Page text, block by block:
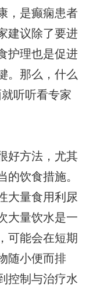
，是癫痫患者
建议除了要进
护理也是促进
。那么，什么
听听看专家
好方法，尤其
的饮食措施。
大量食用利尿
大量饮水是一
可能会在短期
随小便而排
控制与治疗水